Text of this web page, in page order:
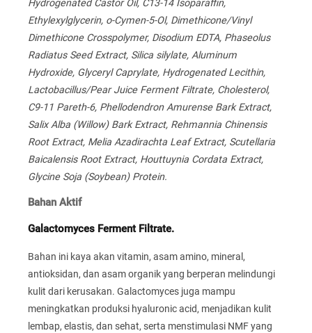
Hydrogenated Castor Oil, C13-14 Isoparaffin,
Ethylexylglycerin, o-Cymen-5-Ol, Dimethicone/Vinyl
Dimethicone Crosspolymer, Disodium EDTA, Phaseolus
Radiatus Seed Extract, Silica silylate, Aluminum
Hydroxide, Glyceryl Caprylate, Hydrogenated Lecithin,
Lactobacillus/Pear Juice Ferment Filtrate, Cholesterol,
C9-11 Pareth-6, Phellodendron Amurense Bark Extract,
Salix Alba (Willow) Bark Extract, Rehmannia Chinensis
Root Extract, Melia Azadirachta Leaf Extract, Scutellaria
Baicalensis Root Extract, Houttuynia Cordata Extract,
Glycine Soja (Soybean) Protein.
Bahan Aktif
Galactomyces Ferment Filtrate.
Bahan ini kaya akan vitamin, asam amino, mineral,
antioksidan, dan asam organik yang berperan melindungi
kulit dari kerusakan. Galactomyces juga mampu
meningkatkan produksi hyaluronic acid, menjadikan kulit
lembap, elastis, dan sehat, serta menstimulasi NMF yang